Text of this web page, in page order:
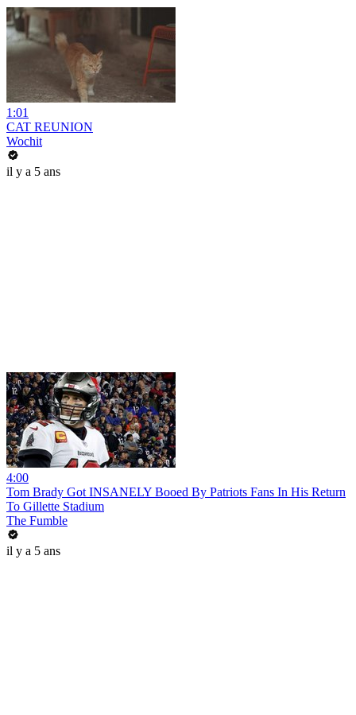
1:01
CAT REUNION
Wochit
il y a 5 ans
4:00
Tom Brady Got INSANELY Booed By Patriots Fans In His Return
To Gillette Stadium
The Fumble
il y a 5 ans